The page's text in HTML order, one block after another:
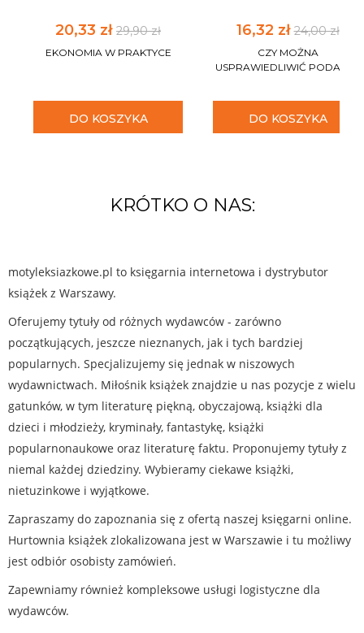
20,33 zł 29,90 zł
EKONOMIA W PRAKTYCE
DO KOSZYKA
16,32 zł24,00 zł
CZY MOŻNA
USPRAWIEDLIWIĆ PODATKI?
DO KOSZYKA
KRÓTKO O NAS:
motyleksiazkowe.pl to księgarnia internetowa i dystrybutor
książek z Warszawy.
Oferujemy tytuły od różnych wydawców - zarówno
początkujących, jeszcze nieznanych, jak i tych bardziej
popularnych. Specjalizujemy się jednak w niszowych
wydawnictwach. Miłośnik książek znajdzie u nas pozycje z wielu
gatunków, w tym literaturę piękną, obyczajową, książki dla
dzieci i młodzieży, kryminały, fantastykę, książki
popularnonaukowe oraz literaturę faktu. Proponujemy tytuły z
niemal każdej dziedziny. Wybieramy ciekawe książki,
nietuzinkowe i wyjątkowe.
Zapraszamy do zapoznania się z ofertą naszej księgarni online.
Hurtownia książek zlokalizowana jest w Warszawie i tu możliwy
jest odbiór osobisty zamówień.
Zapewniamy również kompleksowe usługi logistyczne dla
wydawców.